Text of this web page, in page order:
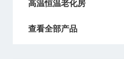
高温恒温老化房
查看全部产品